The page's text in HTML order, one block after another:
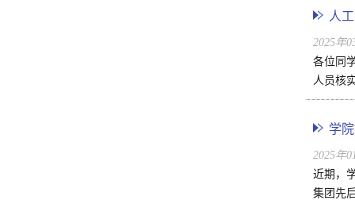
人
2025年
各位同
人员核
学
2025年
近期，
集团先